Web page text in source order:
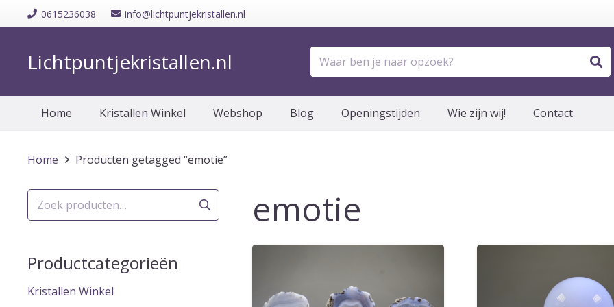
0615236038 info@lichtpuntjekristallen.nl
Lichtpuntjekristallen.nl
Home Kristallen Winkel Webshop Blog Openingstijden Wie zijn wij! Contact
Home Producten getagged “emotie”
Zoeken
naar:
Productcategorieën
Kristallen Winkel
emotie